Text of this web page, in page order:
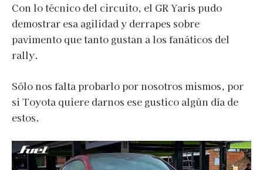
Con lo técnico del circuito, el GR Yaris pudo
demostrar esa agilidad y derrapes sobre
pavimento que tanto gustan a los fanáticos del
rally.
Sólo nos falta probarlo por nosotros mismos, por
si Toyota quiere darnos ese gustico algún día de
estos.